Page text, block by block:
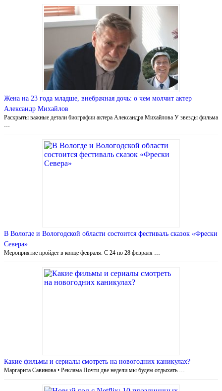
Жена на 23 года младше, внебрачная дочь: о чем молчит актер
Александр Михайлов
Раскрыты важные детали биографии актера Александра Михайлова У звезды фильма
В Вологде и Вологодской области состоится фестиваль сказок «Фрески
Севера»
Мероприятие пройдет в конце февраля. С 24 по 28 февраля …
Какие фильмы и сериалы смотреть на новогодних каникулах?
Маргарита Савинова • Реклама Почти две недели мы будем отдыхать …